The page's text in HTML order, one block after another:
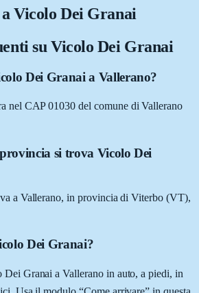
aVicolo Dei Granai
su Vicolo Dei Granai
Dei Granai a Vallerano?
nel CAP 01030 del comune di Vallerano
si trova Vicolo Dei
a Vallerano, in provincia di Viterbo (VT),
Dei Granai?
Granai a Vallerano in auto, a piedi, in